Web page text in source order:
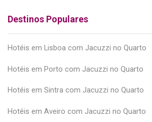
Destinos Populares
Hotéis em Lisboa com Jacuzzi no Quarto
Hotéis em Porto com Jacuzzi no Quarto
Hotéis em Sintra com Jacuzzi no Quarto
Hotéis em Aveiro com Jacuzzi no Quarto